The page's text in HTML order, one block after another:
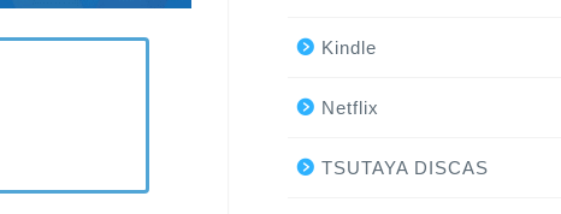
Kindle
Netflix
TSUTAYA DISCAS